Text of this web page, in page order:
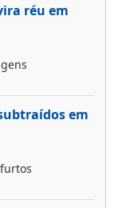
réu em
em